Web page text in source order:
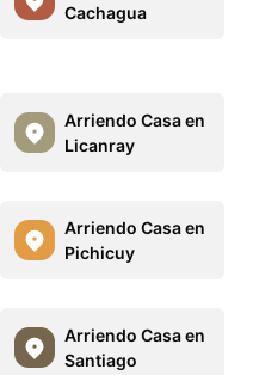
Cachagua
Arriendo Casa en
Licanray
Arriendo Casa en
Pichicuy
Arriendo Casa en
Santiago